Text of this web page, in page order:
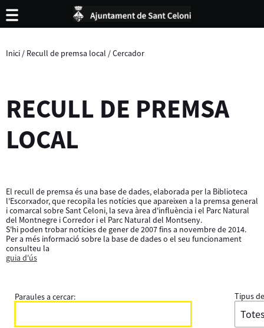
Inici / Recull de premsa local /Cercador
RECULL DE PREMSA
LOCAL
El recull de premsa és una base de dades, elaborada per la Biblioteca
l'Escorxador, que recopila les notícies que apareixen a la premsa general
i comarcal sobre Sant Celoni, la seva àrea d'influència i el Parc Natural
del Montnegre i Corredor i el Parc Natural del Montseny.
S'hi poden trobar notícies de gener de 2007 fins a novembre de 2014.
Per a més informació sobre la base de dades o el seu funcionament
consulteu la
guia d'ús
Paraules a cercar: Tipus